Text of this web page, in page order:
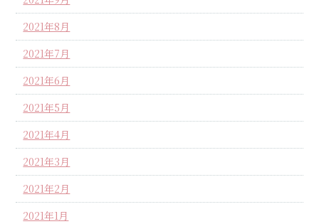
2021年8月
2021年7月
2021年6月
2021年5月
2021年4月
2021年3月
2021年2月
2021年1月